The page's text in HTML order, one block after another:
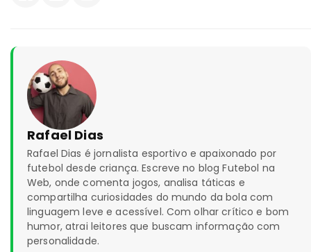
Rafael Dias
Rafael Dias é jornalista esportivo e apaixonado por
futebol desde criança. Escreve no blog Futebol na
Web, onde comenta jogos, analisa táticas e
compartilha curiosidades do mundo da bola com
linguagem leve e acessível. Com olhar crítico e bom
humor, atrai leitores que buscam informação com
personalidade.